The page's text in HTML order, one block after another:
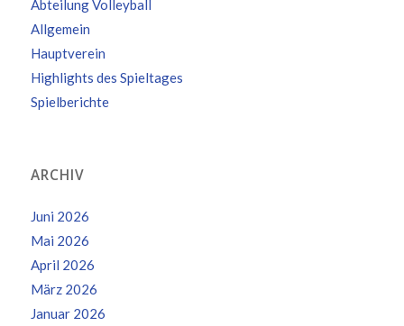
Abteilung Volleyball
Allgemein
Hauptverein
Highlights des Spieltages
Spielberichte
ARCHIV
Juni 2026
Mai 2026
April 2026
März 2026
Januar 2026